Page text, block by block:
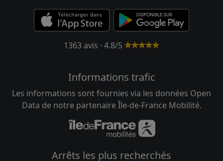
1363 avis · 4.8/5
Informations trafic
Les informations sont fournies via les données Open
Data de notre partenaire Île-de-France Mobilité.
Arrêts les plus recherchés